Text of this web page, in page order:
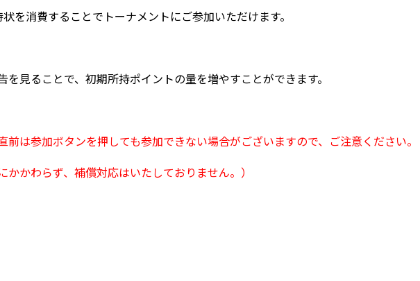
を消費することでトーナメントにご参加いただけます。
を見ることで、初期所持ポイントの量を増やすことができます。
は参加ボタンを押しても参加できない場合がございますので、ご注意ください。
かかわらず、補償対応はいたしておりません。）